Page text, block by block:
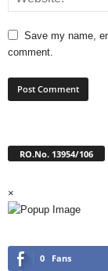
Save my name,
comment.
RO.No. 13954/106
×
0 Fans